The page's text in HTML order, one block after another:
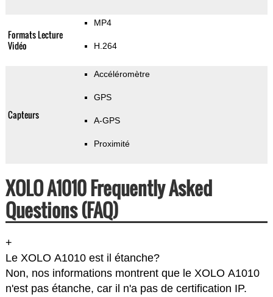
Formats Lecture
Vidéo
MP4
H.264
Capteurs
Accéléromètre
GPS
A-GPS
Proximité
XOLO A1010 Frequently Asked
Questions (FAQ)
+
Le XOLO A1010 est il étanche?
Non, nos informations montrent que le XOLO A1010
n'est pas étanche, car il n'a pas de certification IP.